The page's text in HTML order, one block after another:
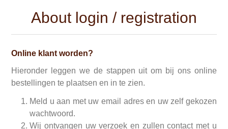
About login / registration
Online klant worden?
Hieronder leggen we de stappen uit om bij ons online
bestellingen te plaatsen en in te zien.
Meld u aan met uw email adres en uw zelf gekozen
wachtwoord.
Wij ontvangen uw verzoek en zullen contact met u